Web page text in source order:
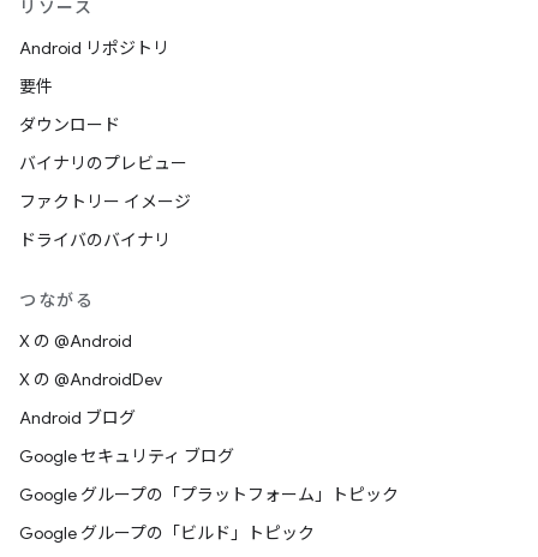
リソース
Android リポジトリ
要件
ダウンロード
バイナリのプレビュー
ファクトリー イメージ
ドライバのバイナリ
つながる
X の @Android
X の @AndroidDev
Android ブログ
Google セキュリティ ブログ
Google グループの「プラットフォーム」トピック
Google グループの「ビルド」トピック